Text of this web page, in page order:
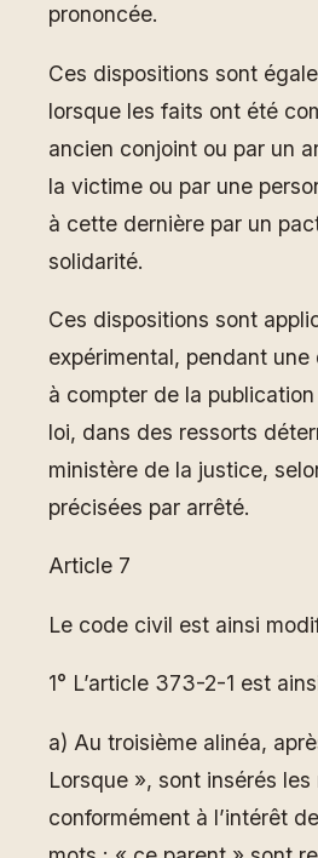
prononcée.
Ces dispositions sont
lorsque les faits ont été
ancien conjoint ou par un
la victime ou par une
à cette dernière par un
solidarité.
Ces dispositions sont
expérimental, pendant
à compter de la
loi, dans des ressorts
ministère de la justice,
précisées par arrêté.
Article 7
Le code civil est ainsi
1° L’article 373-2-1 est
a) Au troisième alinéa,
Lorsque », sont insérés les
conformément à l’intérêt